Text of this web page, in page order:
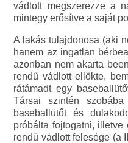
vádlott megszerezze a
mintegy erősítve a saját
A lakás tulajdonosa (aki
hanem az ingatlan
azonban nem akarta
rendű vádlott ellökte,
rátámadt egy
Társai szintén
baseballütőt és
próbálta fojtogatni,
rendű vádlott felesége (a